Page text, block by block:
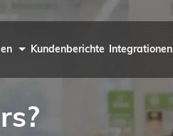
Kundenberichte Integrationen